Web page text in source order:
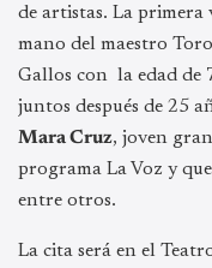
de artistas. La primera
mano del maestro
Gallos con la edad de
juntos después de 25
Mara Cruz, joven
programa La Voz y
entre otros.
La cita será en el